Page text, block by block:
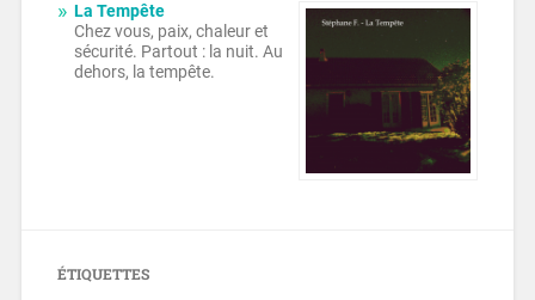
La Tempête
Chez vous, paix, chaleur et
sécurité. Partout : la nuit. Au
dehors, la tempête.
ÉTIQUETTES